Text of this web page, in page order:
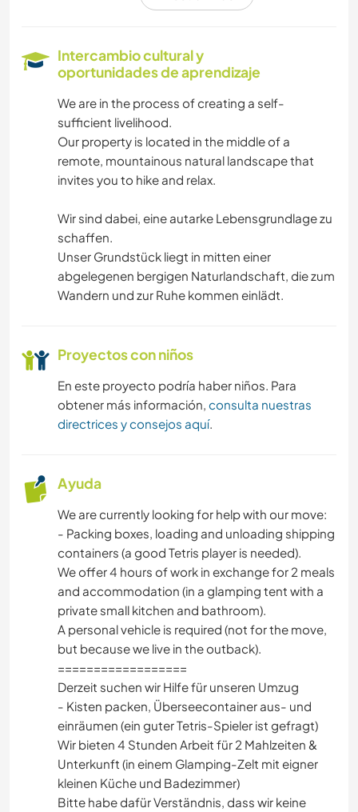
HISTORIA
BRICOLAJE Y MANUALIDADES
COCINA Y ALIMENTACIÓN
ANIMALES
YOGA / BIENESTAR
NAVEGAR / BARCOS
MONTAÑA
Intercambio cultural y
oportunidades de aprendizaje
We are in the process of creating a self-
sufficient livelihood.
Our property is located in the middle of a
remote, mountainous natural landscape that
invites you to hike and relax.
Wir sind dabei, eine autarke Lebensgrundlage zu
schaffen.
Unser Grundstück liegt in mitten einer
abgelegenen bergigen Naturlandschaft, die zum
Wandern und zur Ruhe kommen einlädt.
Proyectos con niños
En este proyecto podría haber niños. Para
obtener más información, consulta nuestras
directrices y consejos aquí.
Ayuda
We are currently looking for help with our move:
- Packing boxes, loading and unloading shipping
containers (a good Tetris player is needed).
We offer 4 hours of work in exchange for 2 meals
and accommodation (in a glamping tent with a
private small kitchen and bathroom).
A personal vehicle is required (not for the move,
but because we live in the outback).
==================
Derzeit suchen wir Hilfe für unseren Umzug
- Kisten packen, Überseecontainer aus- und
einräumen (ein guter Tetris-Spieler ist gefragt)
Wir bieten 4 Stunden Arbeit für 2 Mahlzeiten &
Unterkunft (in einem Glamping-Zelt mit eigner
kleinen Küche und Badezimmer)
Bitte habe dafür Verständnis, dass wir keine